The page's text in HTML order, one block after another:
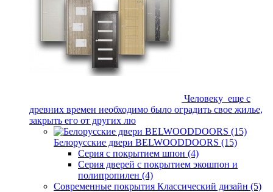
Человеку еще с
древних времен необходимо было оградить свое жилье,
закрыть его от других лю
Белорусские двери BELWOODDOORS (15)
Серия с покрытием шпон (4)
Серия дверей с покрытием экошпон и
полипропилен (4)
Современные покрытия Классический дизайн (5)